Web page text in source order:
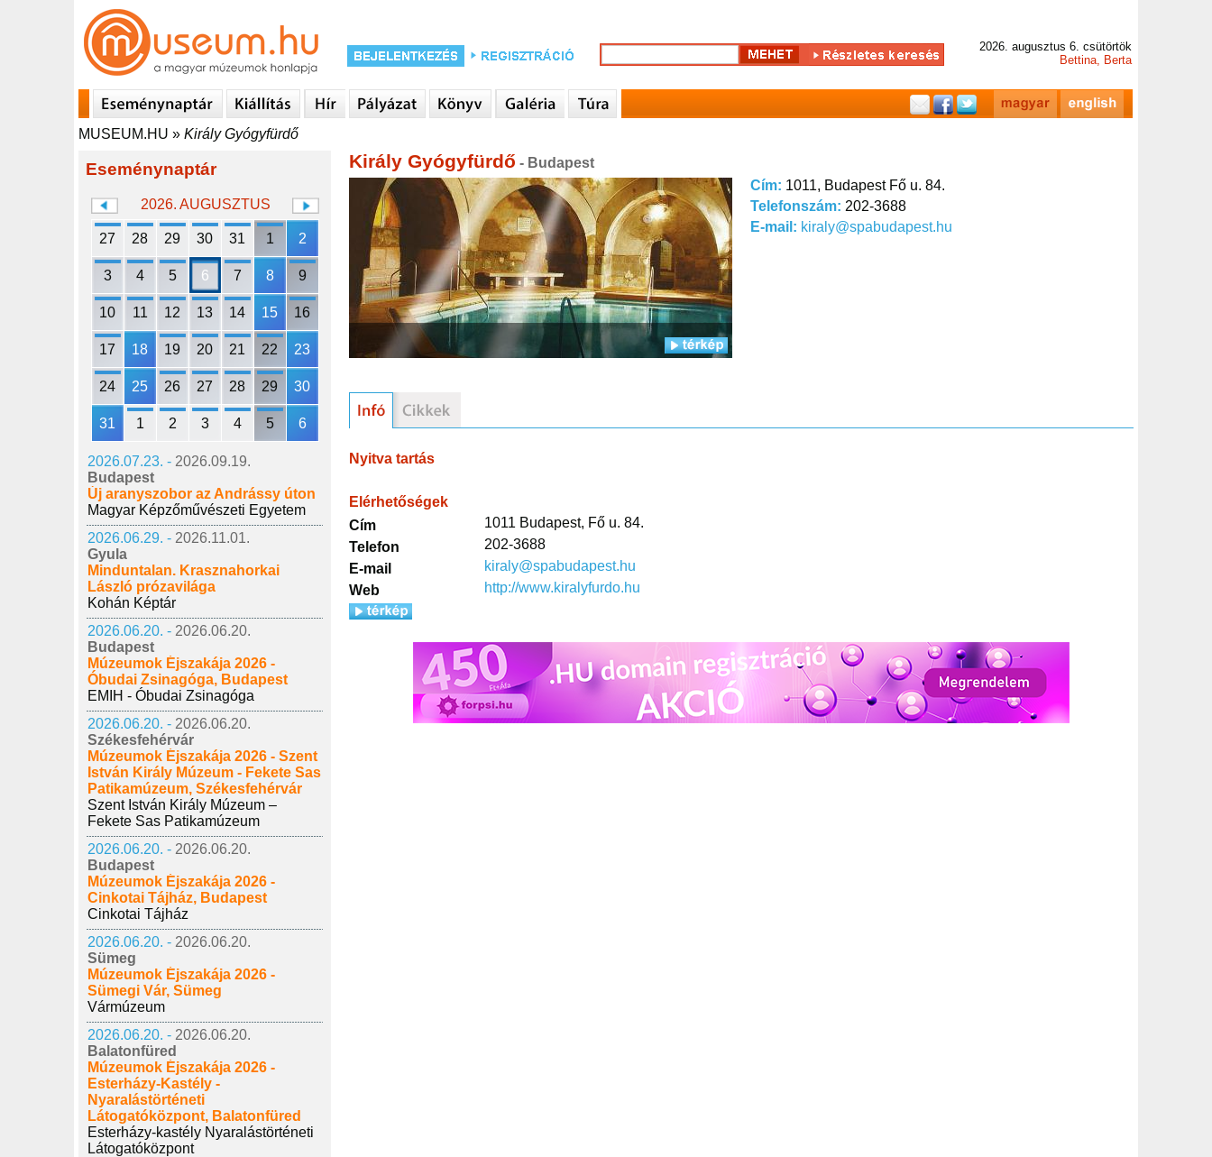
2026. augusztus 6. csütörtök
Bettina, Berta
MUSEUM.HU » Király Gyógyfürdő
Eseménynaptár
2026. AUGUSZTUS
27 28 29 30 31 1 2
3 4 5 6 7 8 9
10 11 12 13 14 15 16
17 18 19 20 21 22 23
24 25 26 27 28 29 30
31 1 2 3 4 5 6
2026.07.23. - 2026.09.19.
Budapest
Új aranyszobor az Andrássy úton
Magyar Képzőművészeti Egyetem
2026.06.29. - 2026.11.01.
Gyula
Minduntalan. Krasznahorkai
László prózavilága
Kohán Képtár
2026.06.20. - 2026.06.20.
Budapest
Múzeumok Éjszakája 2026 -
Óbudai Zsinagóga, Budapest
EMIH - Óbudai Zsinagóga
2026.06.20. - 2026.06.20.
Székesfehérvár
Múzeumok Éjszakája 2026 - Szent
István Király Múzeum - Fekete Sas
Patikamúzeum, Székesfehérvár
Szent István Király Múzeum –
Fekete Sas Patikamúzeum
2026.06.20. - 2026.06.20.
Budapest
Múzeumok Éjszakája 2026 -
Cinkotai Tájház, Budapest
Cinkotai Tájház
2026.06.20. - 2026.06.20.
Sümeg
Múzeumok Éjszakája 2026 -
Sümegi Vár, Sümeg
Vármúzeum
2026.06.20. - 2026.06.20.
Balatonfüred
Múzeumok Éjszakája 2026 -
Esterházy-Kastély -
Nyaralástörténeti
Látogatóközpont, Balatonfüred
Esterházy-kastély Nyaralástörténeti
Látogatóközpont
Király Gyógyfürdő - Budapest
Cím: 1011, Budapest Fő u. 84.
Telefonszám: 202-3688
E-mail: kiraly@spabudapest.hu
Nyitva tartás
Elérhetőségek
Cím
1011 Budapest, Fő u. 84.
Telefon
202-3688
E-mail
kiraly@spabudapest.hu
Web
http://www.kiralyfurdo.hu